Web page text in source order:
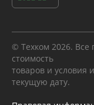
© Техком 2026.
стоимость
товаров и условия
текущую дату.